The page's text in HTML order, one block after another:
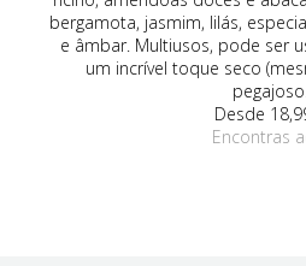
bergamota, jasmim, lilás,
e âmbar. Multiusos, pode ser
um incrível toque seco
pegajoso.
Desde
Encontras